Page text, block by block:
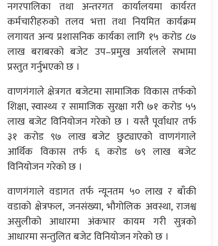
नगरपालिका तथा अन्तरगत कार्यालयमा कार्यरत
कर्मचारीहरुको तलव भत्ता तथा नियमित कार्यक्रम
लगायत अन्य प्रशासनिक कार्यका लागि १५ करोड ८७
लाख बराबरको बजेट उप–प्रमुख अर्यालले सभामा
प्रस्तुत गर्नुभएको छ ।
वाणगंगाले क्षेत्रगत बजेटमा सामाजिक विकास तर्फको
शिक्षा, स्वास्थ्य र सामाजिक सुरक्षा गरी ७१ करोड ५५
लाख बजेट विनियोजन गरेको छ । यस्तै पूर्वाधार तर्फ
३१ करोड ९७ लाख बजेट छुट्याएको वाणगंगाले
आर्थिक विकास तर्फ ६ करोड ७९ लाख बजेट
विनियोजन गरेको छ ।
वाणगंगाले वडागत तर्फ न्यूनतम ५० लाख र बाँकी
वडाको क्षेत्रफल, जनसंख्या, भौगोलिक अवस्था, राजश्व
असुलीको आधारमा अंकभार कायम गरी सुत्रको
आधारमा सन्तुलित बजेट विनियोजन गरेको छ ।